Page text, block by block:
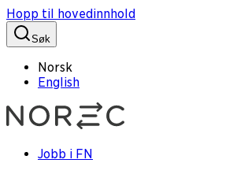
Hopp til hovedinnhold
Søk
Norsk
English
Jobb i FN